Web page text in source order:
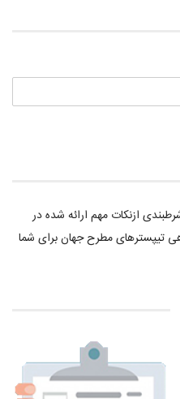
ازنکات مهم ارائه شده در
تیپسترهای مطرح جهان برای شما